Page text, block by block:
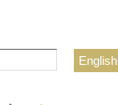
English
de búsqueda